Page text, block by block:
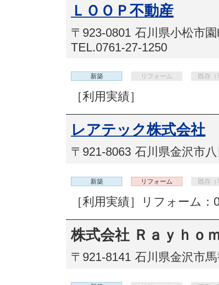
ＬＯＯＰ不動産
〒923-0801 石川県小松市
TEL.0761-27-1250
新築 リフォーム 既存（
［利用実績］
レアテック株式会社
〒921-8063 石川県金沢市
新築 リフォーム 既存（
［利用実績］リフォーム
株式会社 Ｒａｙｈｏ
〒921-8141 石川県金沢市